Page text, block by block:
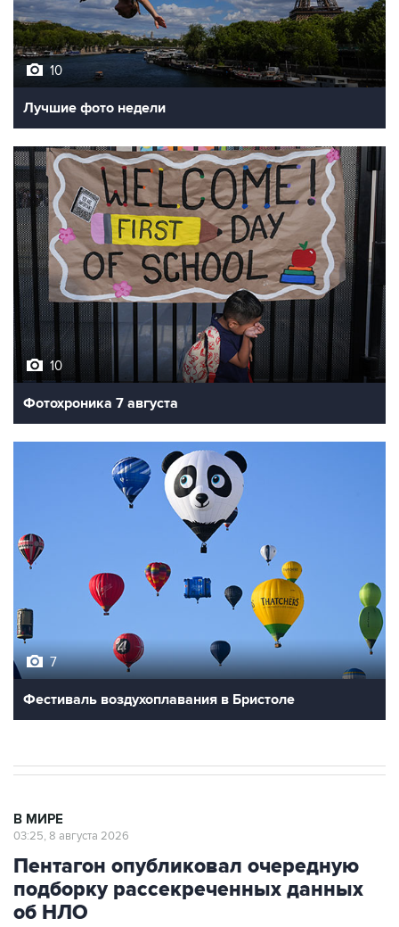
10
Лучшие фото недели
10
Фотохроника 7 августа
7
Фестиваль воздухоплавания в Бристоле
В МИРЕ
03:25, 8 августа 2026
Пентагон опубликовал очередную
подборку рассекреченных данных
об НЛО